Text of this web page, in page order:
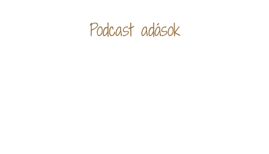
Podcast adások